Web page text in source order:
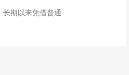
长期以来凭借普通